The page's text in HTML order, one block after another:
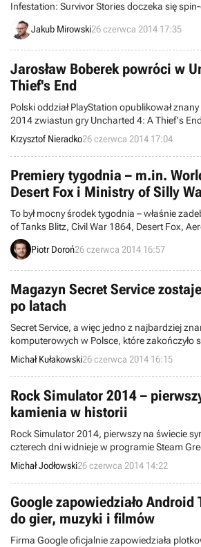
Infestation: Survivor Stories doczeka się
Beginnings. Produkcja ma się pojawić w sieci
Jakub Mirowski26 czerwca 2014 17:35
Jarosław Boberek powróci w
Thief's End
Polski oddział PlayStation opublikował
2014 zwiastun gry Uncharted 4: A Thief's
rodzimej wersji językowej. Upublicznienie
pojawienia się kolejny raz polskiej obsady
Boberek ponownie wcieli się w rolę Nathana
Krzysztof Nieradko26 czerwca 2014 17:04
Premiery tygodnia – m.in.
Desert Fox i Ministry of Silly
To był mocny środek tygodnia – właśnie
of Tanks Blitz, Civil War 1864, Desert Fox,
Champions czy Ministry of Silly Walks. W
przedstawiamy pokrótce każdą z
Piotr Doroń26 czerwca 2014 16:57
Magazyn Secret Service
po latach
Secret Service, a więc jedno z najbardziej
komputerowych w Polsce, które zakończyło
kilkanaście lat temu, zostanie wskrzeszone
założycieli i redaktorów. Pierwszy numer
sprzedaży w formie papierowej i
elektronicznej.
Michał Kułakowski26 czerwca 2014 16:15
Rock Simulator 2014 –
kamienia w historii
Rock Simulator 2014, pierwszy na świecie
czterech dni widnieje w programie Steam
"innowacyjny" projekt pnie się szybko w górę,
9. miejscu w kategorii koncepcji. Fanów
kamieni z pewnością ucieszy fakt, że gra
Michał Jodłowski26 czerwca 2014 14:22
Google zapowiedziało Android
do gier, muzyki i filmów
Firma Google oficjalnie zapowiedziała